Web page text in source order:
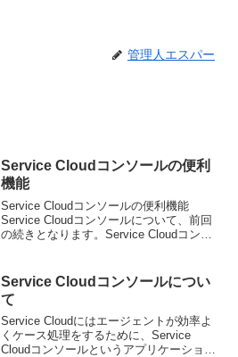
管理人エスパー
Service Cloudコンソールの便利
機能
Service Cloudコンソールの便利機能
Service Cloudコンソールについて、前回
の続きとなります。Service Cloudコンソ
の機能でもそれなりに効...
Service Cloudコンソールについ
て
Service Cloudにはエージェントが効率よ
くケース処理をするために、Service
Cloudコンソールというアプリケーション